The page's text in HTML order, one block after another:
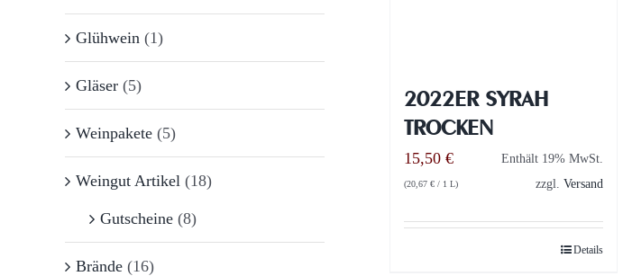
2022ER SYRAH
TROCKEN
15,50 € Enthält 19% MwSt.
(20,67 € / 1 L) zzgl.Versand
Details
Glühwein (1)
Gläser (5)
Weinpakete (5)
Weingut Artikel (18)
Gutscheine (8)
Brände (16)